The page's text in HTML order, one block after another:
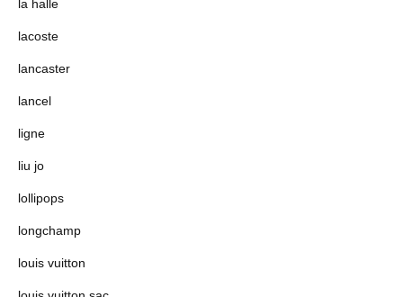
la halle
lacoste
lancaster
lancel
ligne
liu jo
lollipops
longchamp
louis vuitton